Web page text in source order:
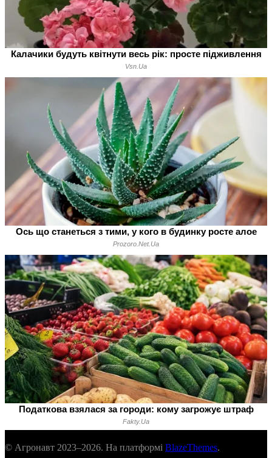
© Агронавт 2023–2026. На платформі BlazeThemes.